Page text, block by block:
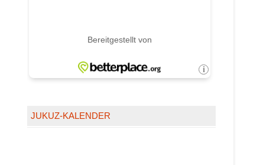
JUKUZ-KALENDER